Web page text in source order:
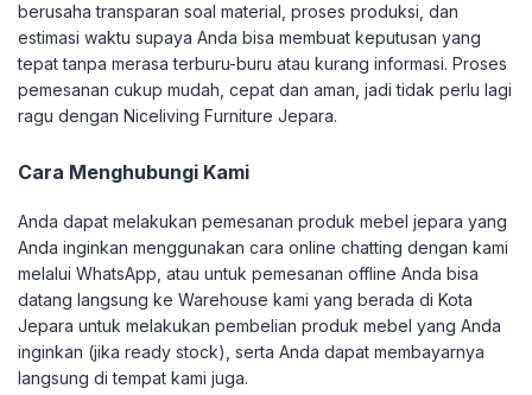
berusaha transparan soal material, proses produksi, dan
estimasi waktu supaya Anda bisa membuat keputusan yang
tepat tanpa merasa terburu-buru atau kurang informasi. Proses
pemesanan cukup mudah, cepat dan aman, jadi tidak perlu lagi
ragu dengan Niceliving Furniture Jepara.
Cara Menghubungi Kami
Anda dapat melakukan pemesanan produk mebel jepara yang
Anda inginkan menggunakan cara online chatting dengan kami
melalui WhatsApp, atau untuk pemesanan offline Anda bisa
datang langsung ke Warehouse kami yang berada di Kota
Jepara untuk melakukan pembelian produk mebel yang Anda
inginkan (jika ready stock), serta Anda dapat membayarnya
langsung di tempat kami juga.